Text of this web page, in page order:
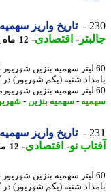
تاریخ واریز سهمیه
-اقتصادی-12 ماه پیش - جمعه 31 مرداد 1404، 18:22
شنبه (یکم شهریور)
-سهمیه بنزین- شهریور-
تاریخ واریز سهمیه
نو- اقتصادی-12 ماه پیش - جمعه 31 مرداد 1404، 18:21
شنبه (یکم شهریور)